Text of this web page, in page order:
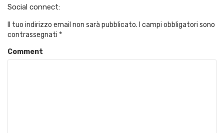
Social connect:
Il tuo indirizzo email non sarà pubblicato. I campi obbligatori sono
contrassegnati *
Comment